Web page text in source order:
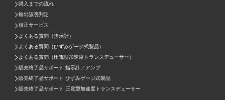
購入までの流れ
輸出該否判定
校正サービス
よくある質問（指示計）
よくある質問（ひずみゲージ式製品）
よくある質問（圧電型加速度トランスデューサー）
販売終了品サポート 指示計／アンプ
販売終了品サポート ひずみゲージ式製品
販売終了品サポート 圧電型加速度トランスデューサー